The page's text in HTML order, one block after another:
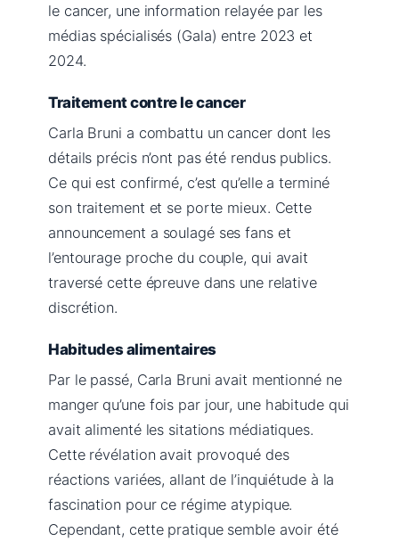
le cancer, une information relayée par les
médias spécialisés (Gala) entre 2023 et
2024.
Traitement contre le cancer
Carla Bruni a combattu un cancer dont les
détails précis n’ont pas été rendus publics.
Ce qui est confirmé, c’est qu’elle a terminé
son traitement et se porte mieux. Cette
announcement a soulagé ses fans et
l’entourage proche du couple, qui avait
traversé cette épreuve dans une relative
discrétion.
Habitudes alimentaires
Par le passé, Carla Bruni avait mentionné ne
manger qu’une fois par jour, une habitude qui
avait alimenté les sitations médiatiques.
Cette révélation avait provoqué des
réactions variées, allant de l’inquiétude à la
fascination pour ce régime atypique.
Cependant, cette pratique semble avoir été